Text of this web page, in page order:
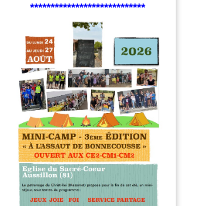
****************************